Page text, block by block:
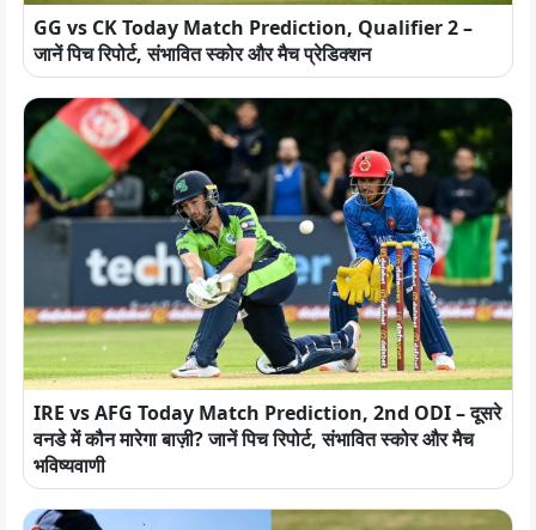
GG vs CK Today Match Prediction, Qualifier 2 –
जानें पिच रिपोर्ट, संभावित स्कोर और मैच प्रेडिक्शन
IRE vs AFG Today Match Prediction, 2nd ODI – दूसरे
वनडे में कौन मारेगा बाज़ी? जानें पिच रिपोर्ट, संभावित स्कोर और मैच
भविष्यवाणी